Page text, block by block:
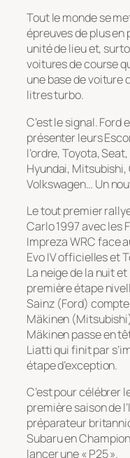
Tout le monde se
épreuves de plus en
unité de lieu et,
voitures de course
une base de voiture
litres turbo.
C’est le signal. Ford
présenter leurs
l’ordre, Toyota,
Hyundai,
Volkswagen… Un
Le tout premier
Carlo 1997 avec les
Impreza WRC face
Evo IV officielles et
La neige de la nuit
première étape
Sainz (Ford)
Mäkinen
Mäkinen passe en
Liatti qui finit par
étape d’exception.
C’est pour célébrer
première saison de
préparateur
Subaru en
lancer une « P25 ».